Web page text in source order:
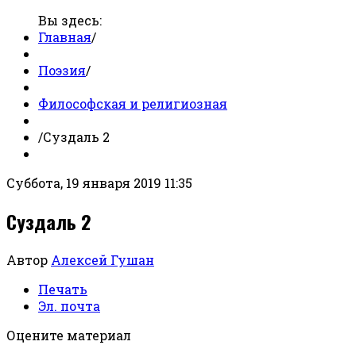
Вы здесь:
Главная/
Поэзия/
Философская и религиозная
/Суздаль 2
Суббота, 19 января 2019 11:35
Суздаль 2
Автор Алексей Гушан
Печать
Эл. почта
Оцените материал